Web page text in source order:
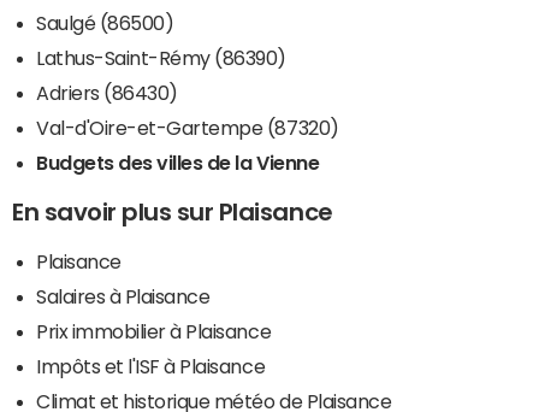
Saulgé (86500)
Lathus-Saint-Rémy (86390)
Adriers (86430)
Val-d'Oire-et-Gartempe (87320)
Budgets des villes de la Vienne
En savoir plus sur Plaisance
Plaisance
Salaires à Plaisance
Prix immobilier à Plaisance
Impôts et l'ISF à Plaisance
Climat et historique météo de Plaisance